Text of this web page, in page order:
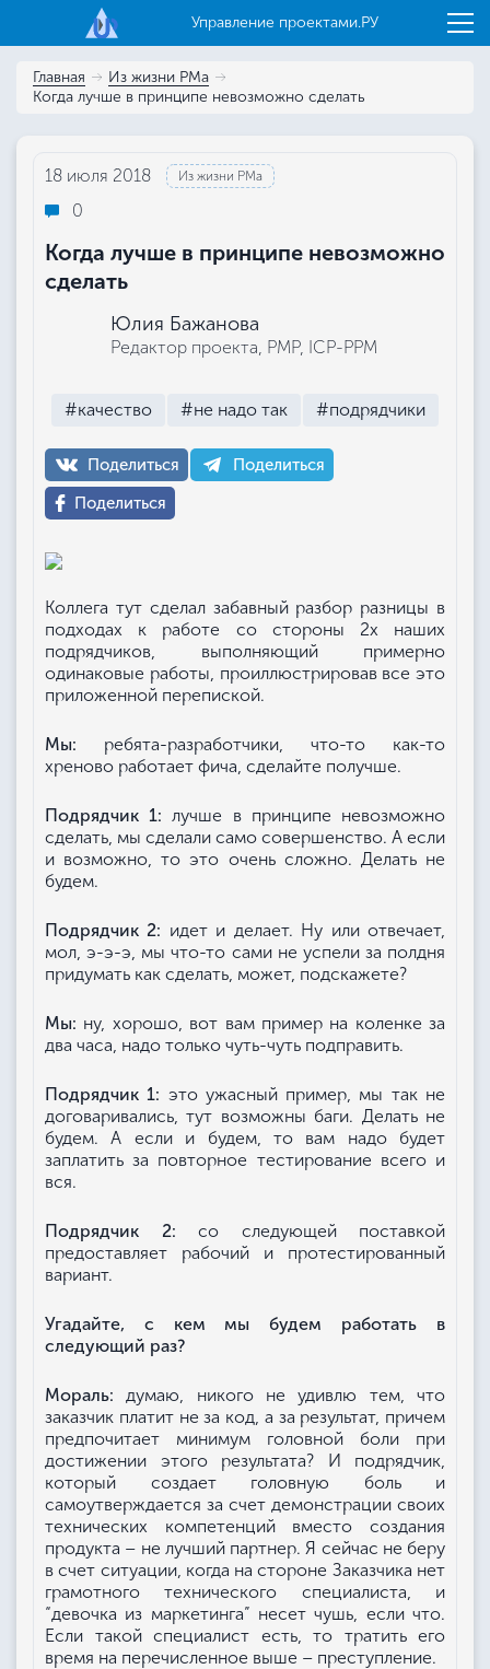
Управление проектами.РУ
Главная
Из жизни РМа
Когда лучше в принципе невозможно сделать
18 июля 2018 Из жизни РМа
0
Когда лучше в принципе невозможно
сделать
Юлия Бажанова
Редактор проекта, РМР, ICP-PPM
#качество #не надо так #подрядчики
Поделиться
Поделиться
Поделиться
Коллега тут сделал забавный разбор разницы в
подходах к работе со стороны 2х наших
подрядчиков, выполняющий примерно
одинаковые работы, проиллюстрировав все это
приложенной перепиской.
Мы: ребята-разработчики, что-то как-то
хреново работает фича, сделайте получше.
Подрядчик 1: лучше в принципе невозможно
сделать, мы сделали само совершенство. А если
и возможно, то это очень сложно. Делать не
будем.
Подрядчик 2: идет и делает. Ну или отвечает,
мол, э-э-э, мы что-то сами не успели за полдня
придумать как сделать, может, подскажете?
Мы: ну, хорошо, вот вам пример на коленке за
два часа, надо только чуть-чуть подправить.
Подрядчик 1: это ужасный пример, мы так не
договаривались, тут возможны баги. Делать не
будем. А если и будем, то вам надо будет
заплатить за повторное тестирование всего и
вся.
Подрядчик 2: со следующей поставкой
предоставляет рабочий и протестированный
вариант.
Угадайте, с кем мы будем работать в
следующий раз?
Мораль: думаю, никого не удивлю тем, что
заказчик платит не за код, а за результат, причем
предпочитает минимум головной боли при
достижении этого результата? И подрядчик,
который создает головную боль и
самоутверждается за счет демонстрации своих
технических компетенций вместо создания
продукта – не лучший партнер. Я сейчас не беру
в счет ситуации, когда на стороне Заказчика нет
грамотного технического специалиста, и
“девочка из маркетинга” несет чушь, если что.
Если такой специалист есть, то тратить его
время на перечисленное выше – преступление.